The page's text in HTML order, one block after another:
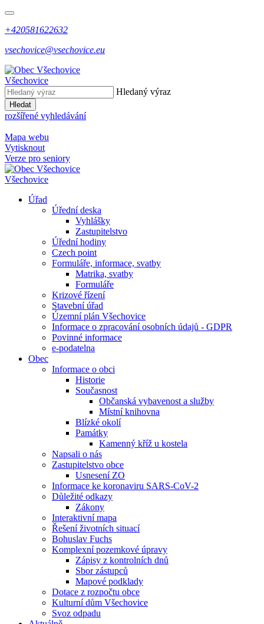
+420581622632
vsechovice@vsechovice.eu
Všechovice
Hledaný výraz
Hledat
rozšířené vyhledávání
Mapa webu
Vytisknout
Verze pro seniory
Všechovice
Úřad
Úřední deska
Vyhlášky
Zastupitelstvo
Úřední hodiny
Czech point
Formuláře, informace, svatby
Matrika, svatby
Formuláře
Krizové řízení
Stavební úřad
Územní plán Všechovice
Informace o zpracování osobních údajů - GDPR
Povinné informace
e-podatelna
Obec
Informace o obci
Historie
Současnost
Občanská vybavenost a služby
Místní knihovna
Blízké okolí
Památky
Kamenný kříž u kostela
Napsali o nás
Zastupitelstvo obce
Usnesení ZO
Informace ke koronaviru SARS-CoV-2
Důležité odkazy
Zákony
Interaktivní mapa
Řešení životních situací
Bohuslav Fuchs
Komplexní pozemkové úpravy
Zápisy z kontrolních dnů
Sbor zástupců
Mapové podklady
Dotace z rozpočtu obce
Kulturní dům Všechovice
Svoz odpadu